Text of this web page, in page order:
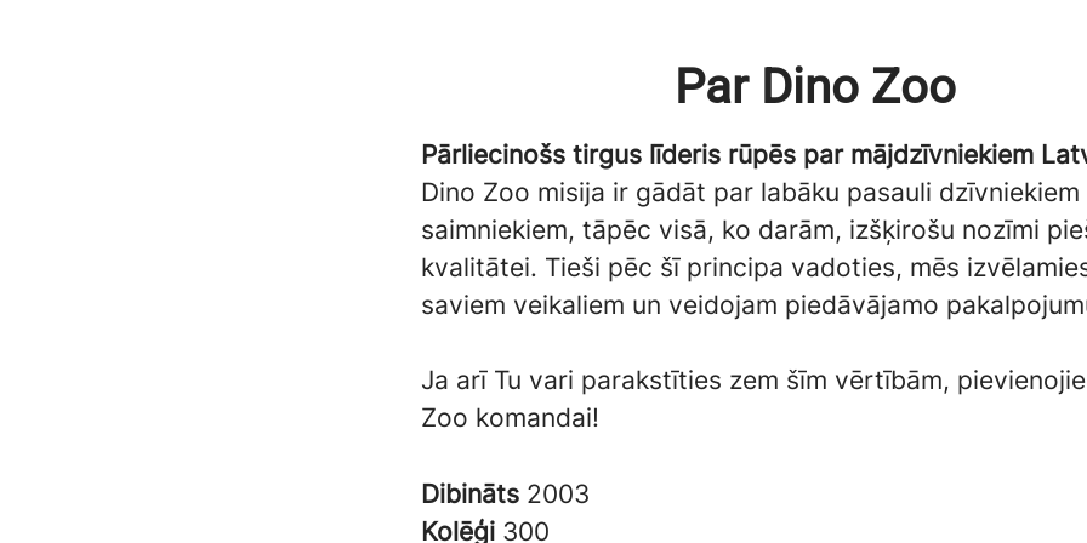
Par Dino Zoo
Pārliecinošs tirgus līderis rūpēs par mājdzīvniekiem
Dino Zoo misija ir gādāt par labāku pasauli dzīvniekiem
saimniekiem, tāpēc visā, ko darām, izšķirošu nozīmi
kvalitātei. Tieši pēc šī principa vadoties, mēs
saviem veikaliem un veidojam piedāvājamo
Ja arī Tu vari parakstīties zem šīm vērtībām,
Zoo komandai!
Dibināts 2003
Kolēģi 300